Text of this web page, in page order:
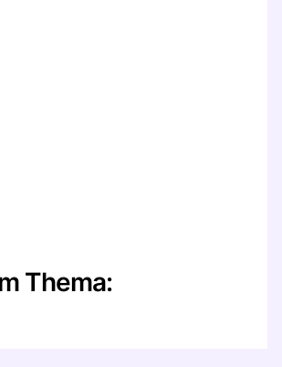
Thema: